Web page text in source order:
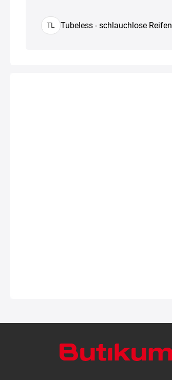
TL Tubeless - schlauchlose Reifen